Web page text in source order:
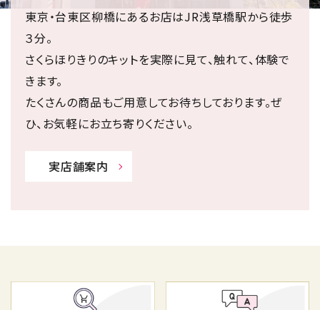
東京・台東区柳橋にあるお店はJR浅草橋駅から徒歩
３分。
さくらほりきりのキットを実際に見て、触れて、体験で
きます。
たくさんの商品もご用意してお待ちしております。ぜ
ひ、お気軽にお立ち寄りください。
実店舗案内